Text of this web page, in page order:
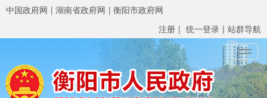
中国政府网 湖南省政府网
衡阳市政府网
注册
统一登录 站群导航